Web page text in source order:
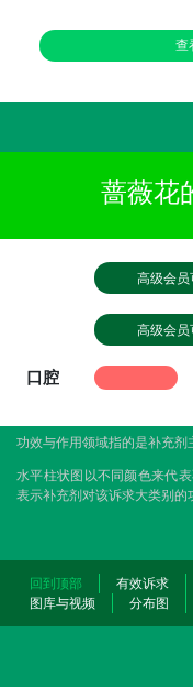
查
蔷薇花
高级会员
高级会员
口腔
功效与作用领域指的是补充剂
水平柱状图以不同颜色来代
表示补充剂对该诉求大类别的
回到顶部 有效诉求
图库与视频
分布图